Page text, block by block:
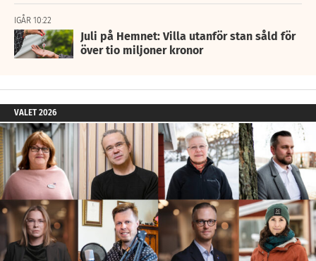
IGÅR 10:22
Juli på Hemnet: Villa utanför stan såld för
över tio miljoner kronor
VALET 2026